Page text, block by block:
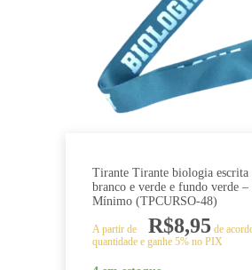
Tirante Tirante biologia escrita
branco e verde e fundo verde –
Mínimo (TPCURSO-48)
A partir de R$8,95 de
quantidade e ganhe 5% no PIX